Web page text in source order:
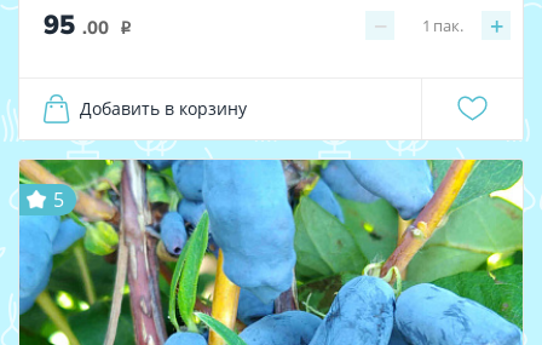
95 .00 i − +
1 пак.
Добавить в корзину
5